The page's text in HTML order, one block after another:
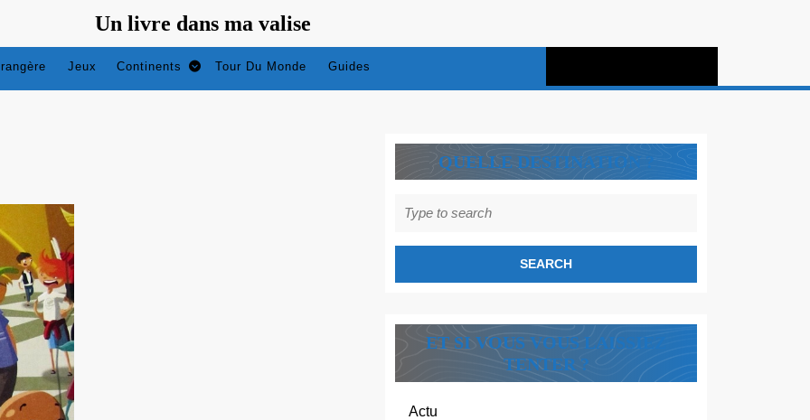
Un livre dans ma valise
Jeux Continents Tour Du Monde Guides
QUELLE DESTINATION ?
for:
ET SI VOUS VOUS LAISSIEZ
TENTER ?
Actu